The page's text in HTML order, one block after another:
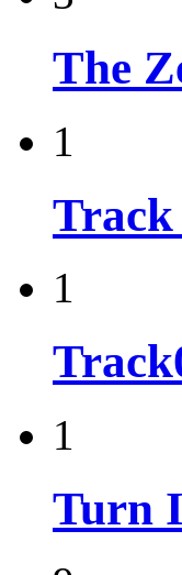
The
1
Track
1
1
Turn